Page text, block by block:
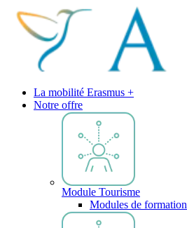
La mobilité Erasmus +
Notre offre
Module Tourisme
Modules de formation